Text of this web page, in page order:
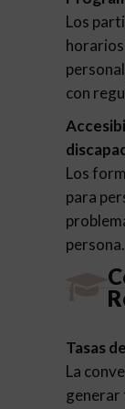
Los
horarios
con
Los
para
persona.
Tasas
La
generar